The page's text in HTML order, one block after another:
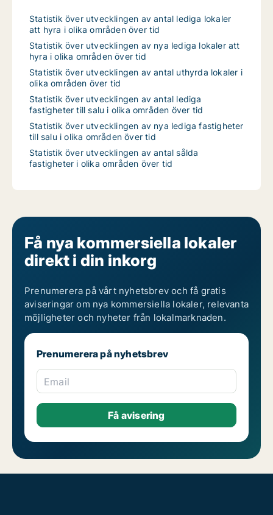
Statistik över utvecklingen av antal lediga lokaler
att hyra i olika områden över tid
Statistik över utvecklingen av nya lediga lokaler att
hyra i olika områden över tid
Statistik över utvecklingen av antal uthyrda lokaler i
olika områden över tid
Statistik över utvecklingen av antal lediga
fastigheter till salu i olika områden över tid
Statistik över utvecklingen av nya lediga fastigheter
till salu i olika områden över tid
Statistik över utvecklingen av antal sålda
fastigheter i olika områden över tid
Få nya kommersiella lokaler
direkt i din inkorg
Prenumerera på vårt nyhetsbrev och få gratis
aviseringar om nya kommersiella lokaler, relevanta
möjligheter och nyheter från lokalmarknaden.
Prenumerera på nyhetsbrev
Email